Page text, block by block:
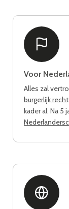
Voor
Alles zal
burgerlijk recht
kader al. Na 5